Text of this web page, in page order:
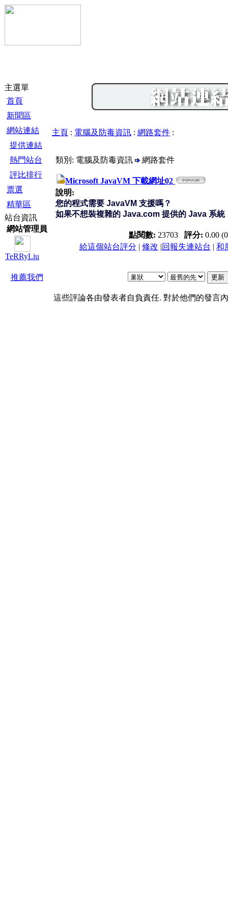
主選單
首頁
新聞區
網站連結
提供連結
熱門站台
評比排行
票選
精華區
站台資訊
網站管理員
TeRRyLiu
推薦我們
主頁 : 電腦及防毒資訊 : 網路套件 :
類別: 電腦及防毒資訊 網路套件
Microsoft JavaVM 下載網址02
說明:
您的程式需要 JavaVM 支援嗎？
如果不想裝複雜的 Java.com 提供的 Java 系統
點閱數: 23703 評分: 0.00
給這個站台評分 | 修改 |回報失連站台 | 和
這些評論各由發表者自負責任. 對於他們的發言